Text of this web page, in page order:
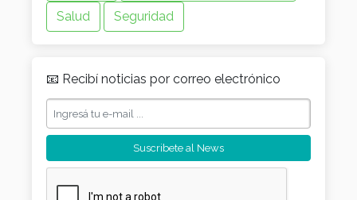
Salud
Seguridad
📧 Recibí noticias por correo electrónico